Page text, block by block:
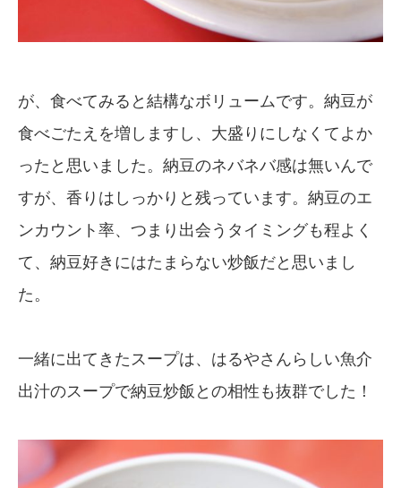
が、食べてみると結構なボリュームです。納豆が
食べごたえを増しますし、大盛りにしなくてよか
ったと思いました。納豆のネバネバ感は無いんで
すが、香りはしっかりと残っています。納豆のエ
ンカウント率、つまり出会うタイミングも程よく
て、納豆好きにはたまらない炒飯だと思いまし
た。
一緒に出てきたスープは、はるやさんらしい魚介
出汁のスープで納豆炒飯との相性も抜群でした！